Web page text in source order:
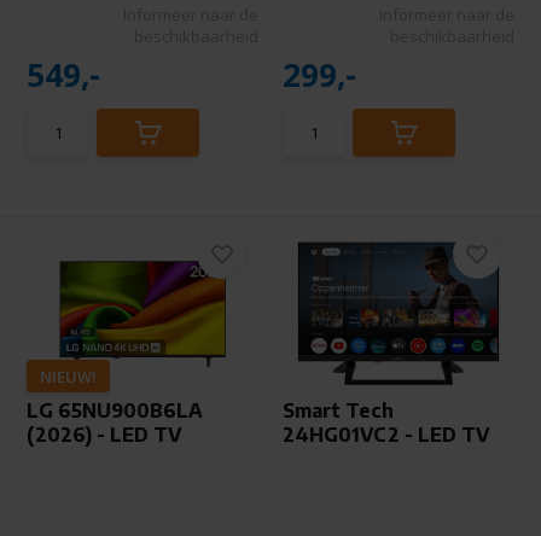
549,- 299,-
NIEUW!
LG 65NU900B6LA
(2026) - LED TV
Smart Tech
24HG01VC2 - LED TV